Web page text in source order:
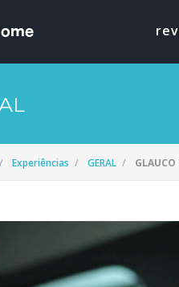
Experiências GERAL